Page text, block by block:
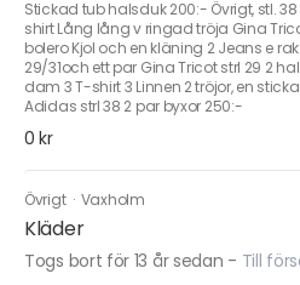
Stickad tub halsduk 200:- Övrigt, stl.
shirt Lång lång v ringad tröja Gina
bolero Kjol och en kläning 2 Jeans e
29/31och ett par Gina Tricot strl 29 2
dam 3 T-shirt 3 Linnen 2 tröjor, en
Adidas strl 38 2 par byxor 250:-
0 kr
Övrigt · Vaxholm
Kläder
Togs bort för 13 år sedan - Till